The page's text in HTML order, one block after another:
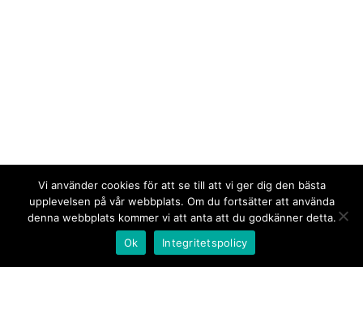
Vi använder cookies för att se till att vi ger dig den bästa
upplevelsen på vår webbplats. Om du fortsätter att använda
denna webbplats kommer vi att anta att du godkänner detta.
Ok
Integritetspolicy